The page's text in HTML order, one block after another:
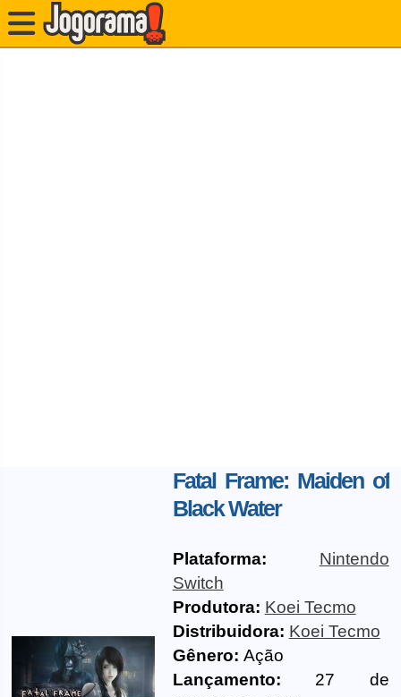
Fatal Frame: Maiden of
Black Water
Plataforma:
Nintendo
Switch
Produtora: Koei Tecmo
Distribuidora: Koei Tecmo
Gênero: Ação
Lançamento: 27 de